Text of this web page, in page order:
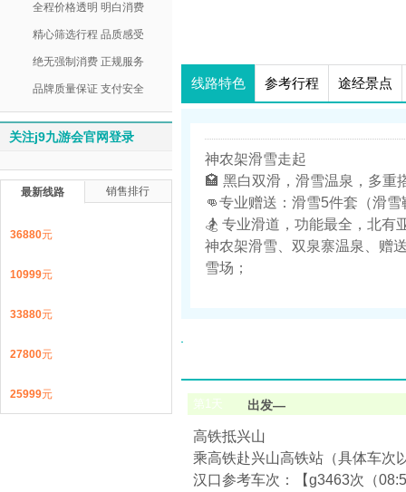
线路特色 参考行程 途经景点
神农架滑雪走起
🏩 黑白双滑，滑雪温泉，多重
👊专业赠送：滑雪5件套（滑
🏂 专业滑道，功能最全，北有
神农架滑雪、双泉寨温泉、赠
雪场；
第1天 出发—
高铁抵兴山
乘高铁赴兴山高铁站（具体车次
汉口参考车次：【g3463次（
全程价格透明 明白消费
精心筛选行程 品质感受
绝无强制消费 正规服务
品牌质量保证 支付安全
关注j9九游会官网登录
最新线路 销售排行
36880元
10999元
33880元
27800元
25999元